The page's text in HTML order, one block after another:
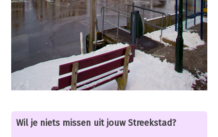
Wil je niets missen uit jouw Streekstad?